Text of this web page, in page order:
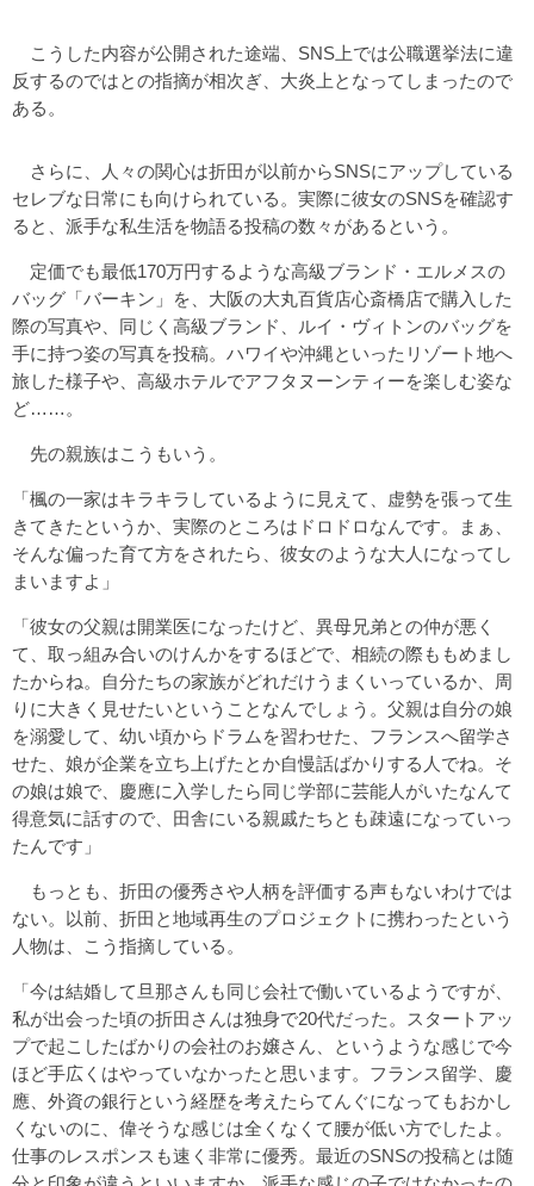
こうした内容が公開された途端、SNS上では公職選挙法に違
反するのではとの指摘が相次ぎ、大炎上となってしまったので
ある。
さらに、人々の関心は折田が以前からSNSにアップしている
セレブな日常にも向けられている。実際に彼女のSNSを確認す
ると、派手な私生活を物語る投稿の数々があるという。
定価でも最低170万円するような高級ブランド・エルメスの
バッグ「バーキン」を、大阪の大丸百貨店心斎橋店で購入した
際の写真や、同じく高級ブランド、ルイ・ヴィトンのバッグを
手に持つ姿の写真を投稿。ハワイや沖縄といったリゾート地へ
旅した様子や、高級ホテルでアフタヌーンティーを楽しむ姿な
ど……。
先の親族はこうもいう。
「楓の一家はキラキラしているように見えて、虚勢を張って生
きてきたというか、実際のところはドロドロなんです。まぁ、
そんな偏った育て方をされたら、彼女のような大人になってし
まいますよ」
「彼女の父親は開業医になったけど、異母兄弟との仲が悪く
て、取っ組み合いのけんかをするほどで、相続の際ももめまし
たからね。自分たちの家族がどれだけうまくいっているか、周
りに大きく見せたいということなんでしょう。父親は自分の娘
を溺愛して、幼い頃からドラムを習わせた、フランスへ留学さ
せた、娘が企業を立ち上げたとか自慢話ばかりする人でね。そ
の娘は娘で、慶應に入学したら同じ学部に芸能人がいたなんて
得意気に話すので、田舎にいる親戚たちとも疎遠になっていっ
たんです」
もっとも、折田の優秀さや人柄を評価する声もないわけでは
ない。以前、折田と地域再生のプロジェクトに携わったという
人物は、こう指摘している。
「今は結婚して旦那さんも同じ会社で働いているようですが、
私が出会った頃の折田さんは独身で20代だった。スタートアッ
プで起こしたばかりの会社のお嬢さん、というような感じで今
ほど手広くはやっていなかったと思います。フランス留学、慶
應、外資の銀行という経歴を考えたらてんぐになってもおかし
くないのに、偉そうな感じは全くなくて腰が低い方でしたよ。
仕事のレスポンスも速く非常に優秀。最近のSNSの投稿とは随